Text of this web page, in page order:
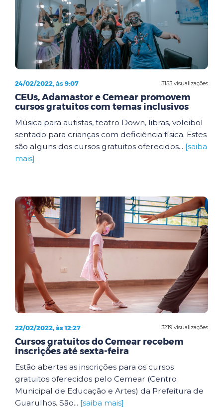
3153 visualizações
24/02/2022, às 9:07
CEUs, Adamastor e Cemear promovem
cursos gratuitos com temas inclusivos
Música para autistas, teatro Down, libras, voleibol
sentado para crianças com deficiência física. Estes
são alguns dos cursos gratuitos oferecidos... [saiba
mais]
3219 visualizações
22/02/2022, às 12:27
Cursos gratuitos do Cemear recebem
inscrições até sexta-feira
Estão abertas as inscrições para os cursos
gratuitos oferecidos pelo Cemear (Centro
Municipal de Educação e Artes) da Prefeitura de
Guarulhos. São... [saiba mais]